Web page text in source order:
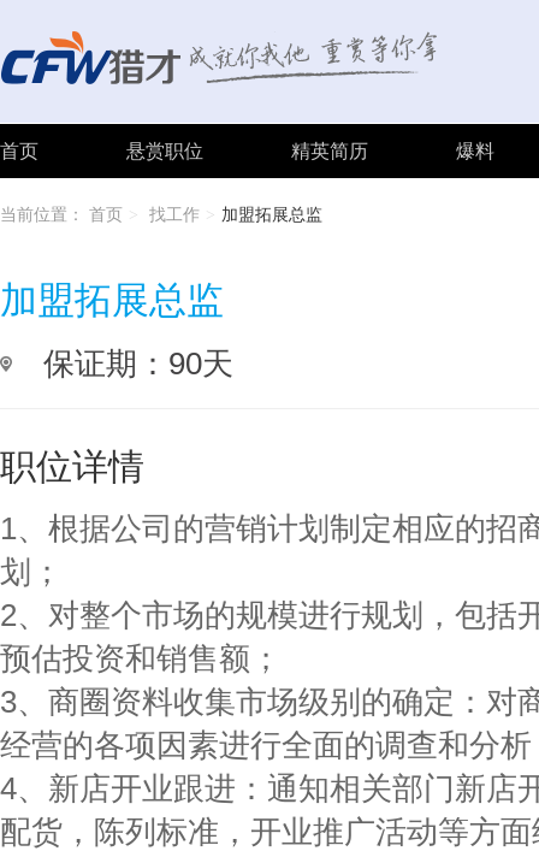
首页 悬赏职位 精英简历 爆料
当前位置： 首页 > 找工作 > 加盟拓展总监
加盟拓展总监
保证期：90天
职位详情
1、根据公司的营销计划制定相应的招
划；
2、对整个市场的规模进行规划，包括
预估投资和销售额；
3、商圈资料收集市场级别的确定：对
经营的各项因素进行全面的调查和分析
4、新店开业跟进：通知相关部门新店
配货，陈列标准，开业推广活动等方